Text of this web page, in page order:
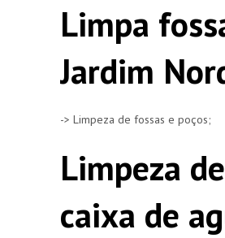
Limpa
Jardim
-> Limpeza de fossas e poços;
Limpeza de
caixa de